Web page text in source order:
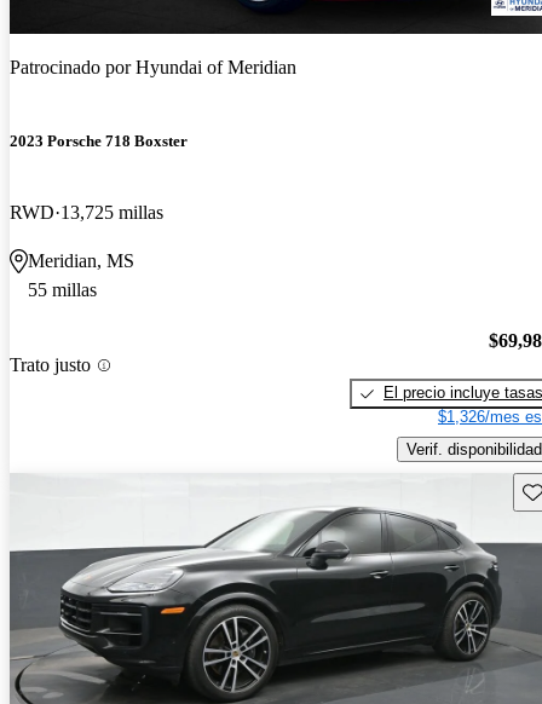
Patrocinado porHyundai of Meridian
2023 Porsche 718 Boxster
RWD 13,725 millas
Meridian, MS
55 millas
Trato justo
El precio incluye tasas
$1,326/mes
Verif. disponibilidad